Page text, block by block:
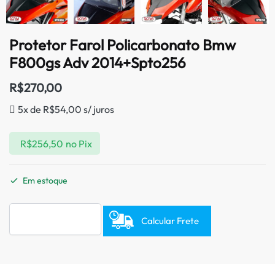
Protetor Farol Policarbonato Bmw
F800gs Adv 2014+Spto256
R$270,00
5x de R$54,00 s/ juros
R$256,50 no Pix
Em estoque
Calcular Frete